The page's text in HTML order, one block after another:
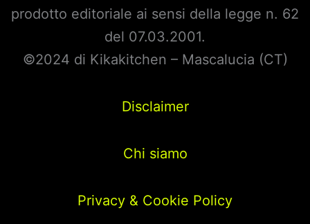
prodotto editoriale ai sensi della legge n. 62
del 07.03.2001.
©2024 di Kikakitchen – Mascalucia (CT)
Disclaimer
Chi siamo
Privacy & Cookie Policy